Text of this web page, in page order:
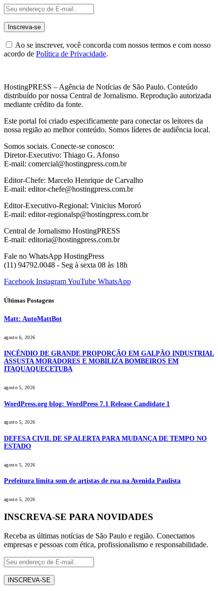
Ao se inscrever, você concorda com nossos termos e com nosso
acordo de Política de Privacidade.
HostingPRESS – Agência de Notícias de São Paulo. Conteúdo
distribuído por nossa Central de Jornalismo. Reprodução autorizada
mediante crédito da fonte.
Este portal foi criado especificamente para conectar os leitores da
nossa região ao melhor conteúdo. Somos líderes de audiência local.
Somos sociais. Conecte-se conosco:
Diretor-Executivo: Thiago G. Afonso
E-mail: comercial@hostingpress.com.br
Editor-Chefe: Marcelo Henrique de Carvalho
E-mail: editor-chefe@hostingpress.com.br
Editor-Executivo-Regional: Vinicius Mororó
E-mail: editor-regionalsp@hostingpress.com.br
Central de Jornalismo HostingPRESS
E-mail: editoria@hostingpress.com.br
Fale no WhatsApp HostingPress
(11) 94792.0048 - Seg à sexta 08 às 18h
Facebook InstagramYouTube WhatsApp
Últimas Postagens
Matt: AutoMattBot
agosto 6, 2026
INCÊNDIO DE GRANDE PROPORÇÃO EM GALPÃO INDUSTRIAL
ASSUSTA MORADORES E MOBILIZA BOMBEIROS EM
ITAQUAQUECETUBA
agosto 5, 2026
WordPress.org blog: WordPress 7.1 Release Candidate 1
agosto 5, 2026
DEFESA CIVIL DE SP ALERTA PARA MUDANÇA DE TEMPO NO
ESTADO
agosto 5, 2026
Prefeitura limita som de artistas de rua na Avenida Paulista
agosto 5, 2026
INSCREVA-SE PARA NOVIDADES
Receba as últimas notícias de São Paulo e região. Conectamos
empresas e pessoas com ética, profissionalismo e responsabilidade.